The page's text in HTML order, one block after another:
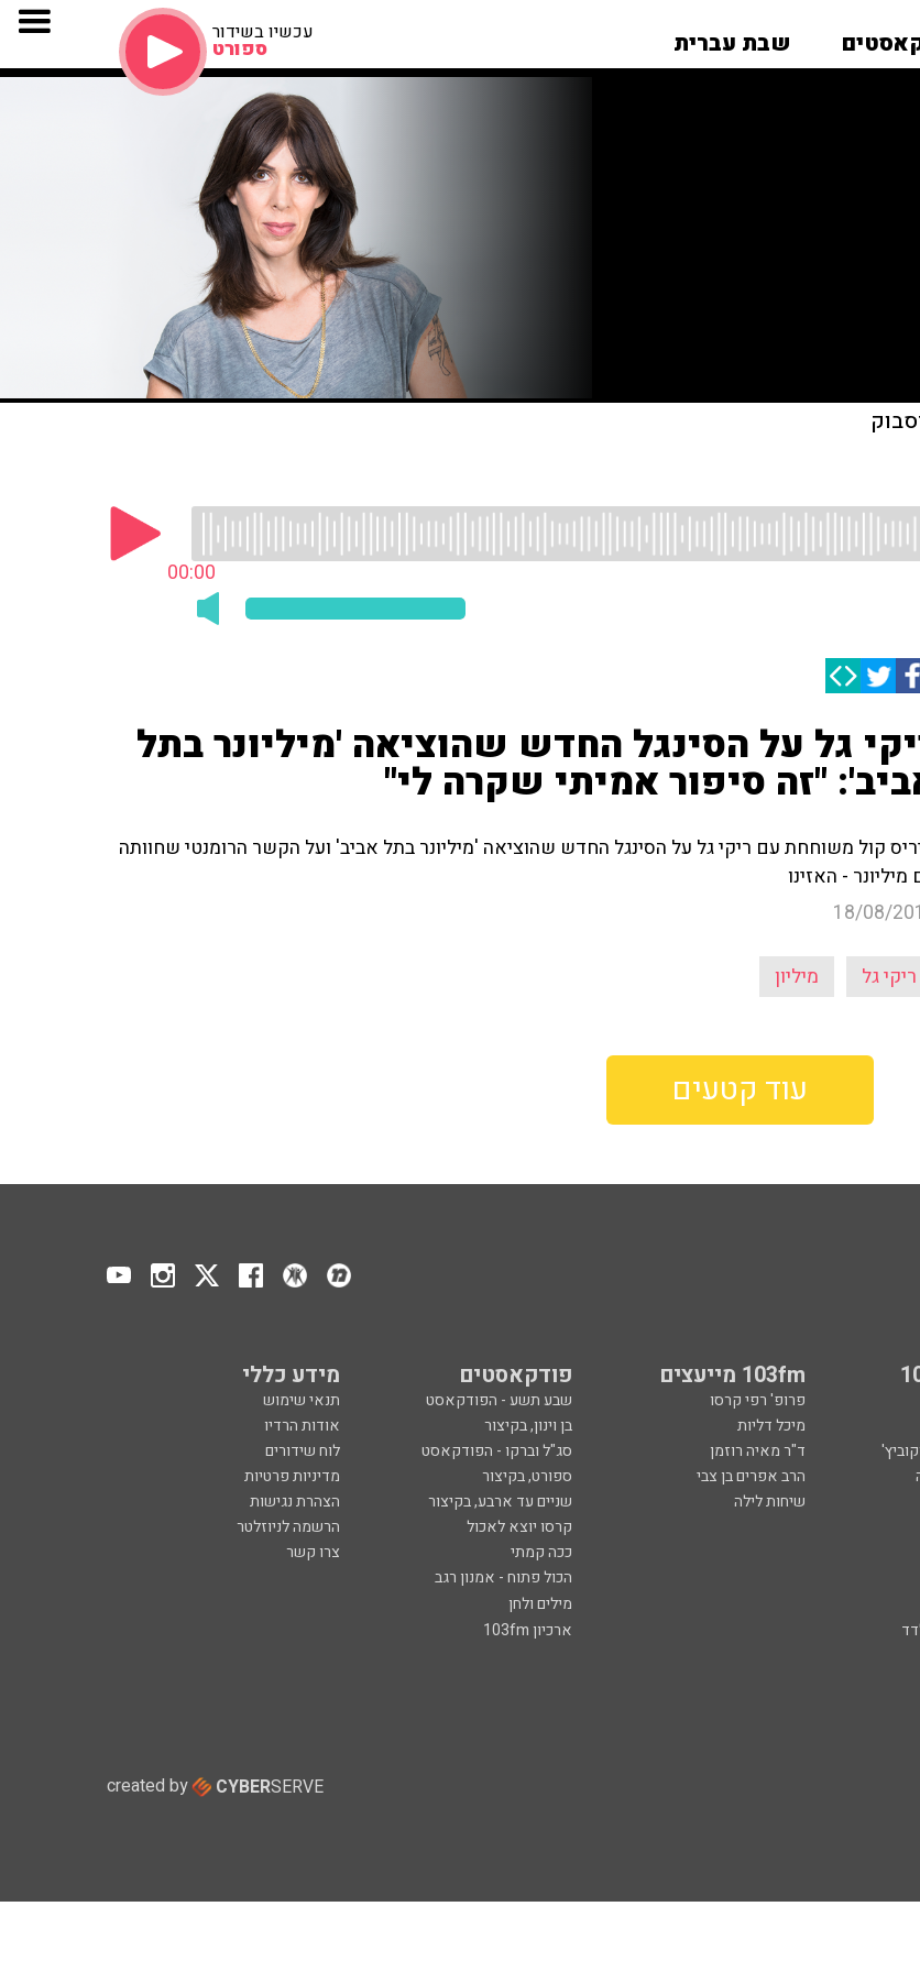
שבת עברית עכשיו בשידור
ספורט
00:00
גל על הסינגל החדש שהוציאה 'מיליונר בתל
"זה סיפור אמיתי שקרה לי"
קול משוחחת עם ריקי גל על הסינגל החדש שהוציאה 'מיליונר בתל אביב' ועל הקשר הרומנטי שחוותה
מיליונר - האזינו
18/08/
ריקי גל מיליון
עוד קטעים
103fm מייעצים פודקאסטים מידע כללי
פרופ' רפי קרסו שבע תשע - הפודקאסט
תנאי שימוש
מיכל דליות בן וינון, בקיצור
אודות הרדיו
ד"ר מאיה רוזמן סג"ל וברקו - הפודקאסט
לוח שידורים
הרב אפרים בן צבי ספורט, בקיצור
מדיניות פרטיות
שיחות לילה שניים עד ארבע, בקיצור
הצהרת נגישות
קרסו יוצא לאכול
הרשמה לניוזלטר
ככה קמתי
צרו קשר
הכול פתוח - אמנון רגב
מילים ולחן
ארכיון 103fm
created by CYBERSERVE